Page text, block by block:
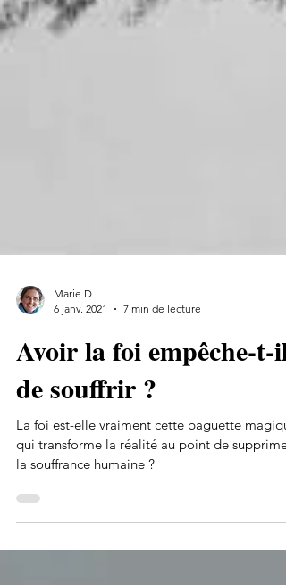
Marie D
6 janv. 2021
7 min de lecture
Avoir la foi empêche-t-il
de souffrir ?
qui transforme la réalité au point de supprimer